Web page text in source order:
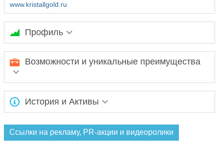
www.kristallgold.ru
Профиль
Ювелирный Дом «Кристалл мечты» на протяжении многих
лет изготавливает и реализует украшения. Нам доверяют как
простые покупатели, так и знаменитые личности, звезды
кино и эстрады, представители fashion-индустрии.
Возможности и уникальные преимущества
Компания имеет прямые поставки алмазов с якутских
месторождений. Команда профессиональных сотрудников и
собственное производство позволяют создавать
изготовление изделий на заказ.
История и Активы
Ссылки на рекламу, PR-акции и видеоролики